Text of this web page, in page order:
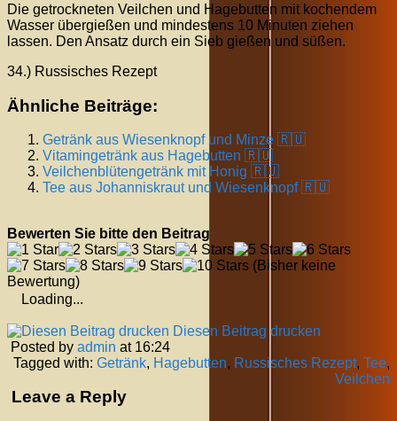
Die getrockneten Veilchen und Hagebutten mit kochendem
Wasser übergießen und mindestens 10 Minuten ziehen
lassen. Den Ansatz durch ein Sieb gießen und süßen.
34.) Russisches Rezept
Ähnliche Beiträge:
Getränk aus Wiesenknopf und Minze 🇷🇺
Vitamingetränk aus Hagebutten 🇷🇺
Veilchenblütengetränk mit Honig 🇷🇺
Tee aus Johanniskraut und Wiesenknopf 🇷🇺
Bewerten Sie bitte den Beitrag
(Bisher keine
Bewertung)
Loading...
Diesen Beitrag drucken
Posted by admin at 16:24
Tagged with: Getränk, Hagebutten, Russisches Rezept, Tee,
Veilchen
Leave a Reply